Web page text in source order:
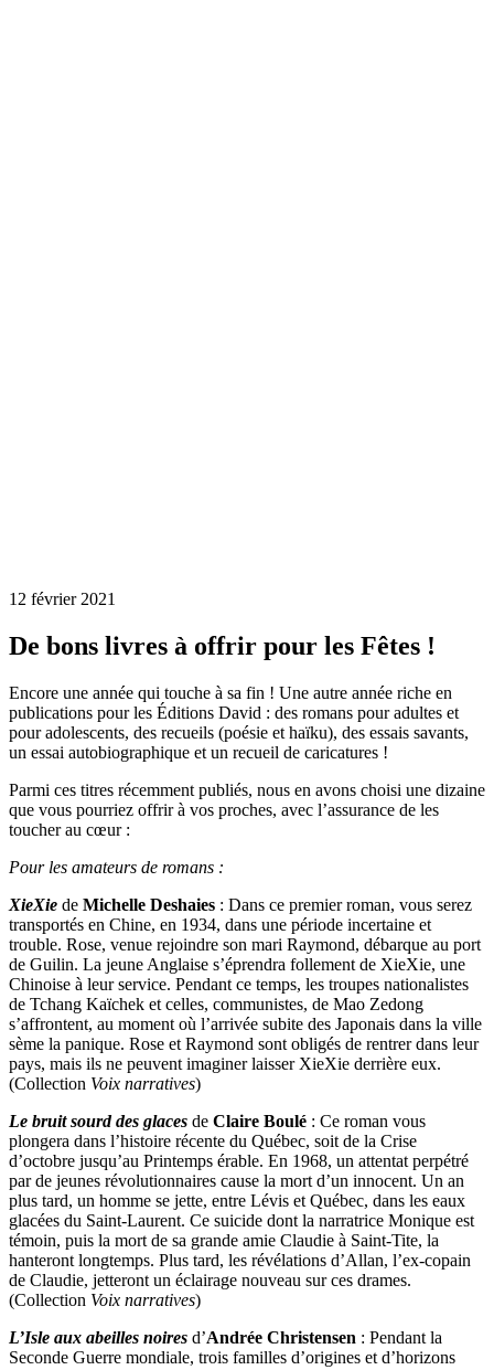
12 février 2021
De bons livres à offrir pour les Fêtes !
Encore une année qui touche à sa fin ! Une autre année riche en
publications pour les Éditions David : des romans pour adultes et
pour adolescents, des recueils (poésie et haïku), des essais savants,
un essai autobiographique et un recueil de caricatures !
Parmi ces titres récemment publiés, nous en avons choisi une dizaine
que vous pourriez offrir à vos proches, avec l’assurance de les
toucher au cœur :
Pour les amateurs de romans :
XieXie de Michelle Deshaies : Dans ce premier roman, vous serez
transportés en Chine, en 1934, dans une période incertaine et
trouble. Rose, venue rejoindre son mari Raymond, débarque au port
de Guilin. La jeune Anglaise s’éprendra follement de XieXie, une
Chinoise à leur service. Pendant ce temps, les troupes nationalistes
de Tchang Kaïchek et celles, communistes, de Mao Zedong
s’affrontent, au moment où l’arrivée subite des Japonais dans la ville
sème la panique. Rose et Raymond sont obligés de rentrer dans leur
pays, mais ils ne peuvent imaginer laisser XieXie derrière eux.
(Collection Voix narratives)
Le bruit sourd des glaces de Claire Boulé : Ce roman vous
plongera dans l’histoire récente du Québec, soit de la Crise
d’octobre jusqu’au Printemps érable. En 1968, un attentat perpétré
par de jeunes révolutionnaires cause la mort d’un innocent. Un an
plus tard, un homme se jette, entre Lévis et Québec, dans les eaux
glacées du Saint-Laurent. Ce suicide dont la narratrice Monique est
témoin, puis la mort de sa grande amie Claudie à Saint-Tite, la
hanteront longtemps. Plus tard, les révélations d’Allan, l’ex-copain
de Claudie, jetteront un éclairage nouveau sur ces drames.
(Collection Voix narratives)
L’Isle aux abeilles noires d’Andrée Christensen : Pendant la
Seconde Guerre mondiale, trois familles d’origines et d’horizons